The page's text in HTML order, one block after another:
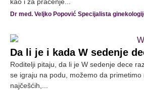
kao i za praćenje...
Dr med. Veljko Popović Specijalista
Da li je i kada W sedenje
Roditelji pitaju, da li je W sedenje dece
se igraju na podu, možemo da
najčešćih,...